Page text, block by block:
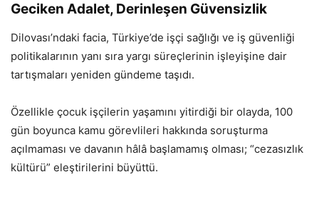
Geciken Adalet, Derinleşen Güvensizlik
Dilovası’ndaki facia, Türkiye’de işçi sağlığı ve iş güvenliği
politikalarının yanı sıra yargı süreçlerinin işleyişine dair
tartışmaları yeniden gündeme taşıdı.
Özellikle çocuk işçilerin yaşamını yitirdiği bir olayda, 100
gün boyunca kamu görevlileri hakkında soruşturma
açılmaması ve davanın hâlâ başlamamış olması; “cezasızlık
kültürü” eleştirilerini büyüttü.